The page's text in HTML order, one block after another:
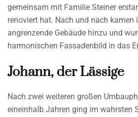
gemeinsam mit Familie Steiner
renoviert hat. Nach und nach kamen
angrenzende Gebäude hinzu und
harmonischen Fassadenbild in das
Johann, der Lässige
Nach zwei weiteren großen
eineinhalb Jahren ging im wahrsten